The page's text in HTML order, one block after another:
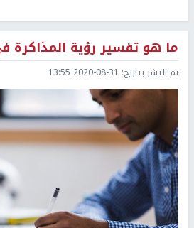
ما هو تفسير رؤية المذاكرة
تم النشر بتاريخ: 2020-08-31 13:55